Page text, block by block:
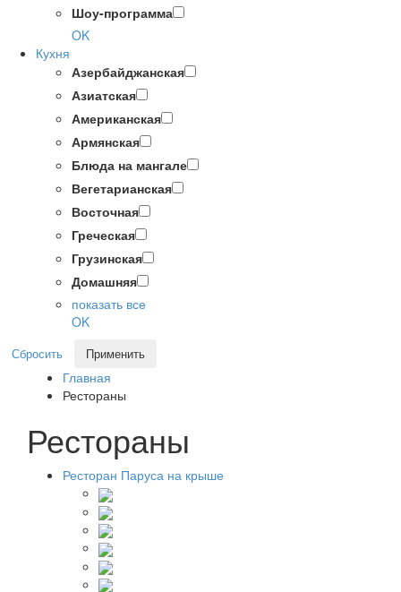
Шоу-программа
OK
Кухня
Азербайджанская
Азиатская
Американская
Армянская
Блюда на мангале
Вегетарианская
Восточная
Греческая
Грузинская
Домашняя
показать все
OK
Сбросить Применить
Главная
Рестораны
Рестораны
Ресторан Паруса на крыше